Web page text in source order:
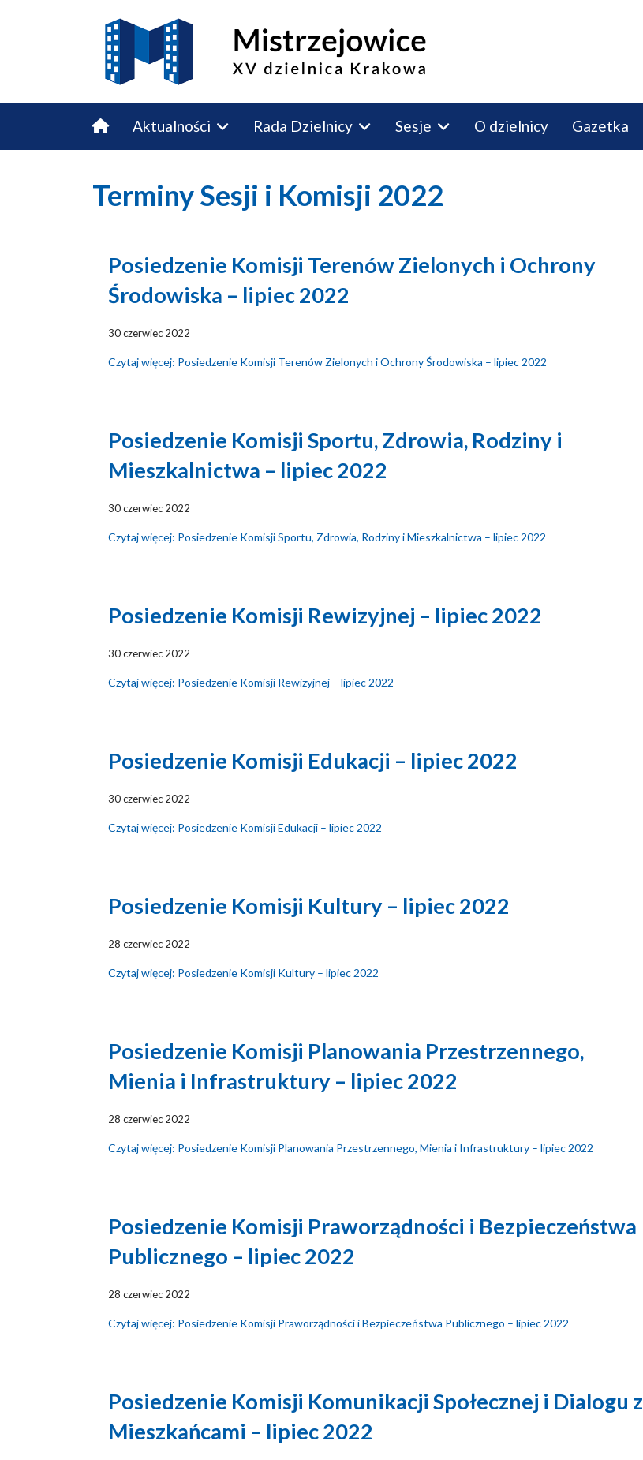
Aktualności Rada Dzielnicy Sesje O dzielnicy Gazetka
Terminy Sesji i Komisji 2022
Posiedzenie Komisji Terenów Zielonych i Ochrony
Środowiska – lipiec 2022
30 czerwiec 2022
Czytaj więcej: Posiedzenie Komisji Terenów Zielonych i Ochrony Środowiska – lipiec 2022
Posiedzenie Komisji Sportu, Zdrowia, Rodziny i
Mieszkalnictwa – lipiec 2022
30 czerwiec 2022
Czytaj więcej: Posiedzenie Komisji Sportu, Zdrowia, Rodziny i Mieszkalnictwa – lipiec 2022
Posiedzenie Komisji Rewizyjnej – lipiec 2022
30 czerwiec 2022
Czytaj więcej: Posiedzenie Komisji Rewizyjnej – lipiec 2022
Posiedzenie Komisji Edukacji – lipiec 2022
30 czerwiec 2022
Czytaj więcej: Posiedzenie Komisji Edukacji – lipiec 2022
Posiedzenie Komisji Kultury – lipiec 2022
28 czerwiec 2022
Czytaj więcej: Posiedzenie Komisji Kultury – lipiec 2022
Posiedzenie Komisji Planowania Przestrzennego,
Mienia i Infrastruktury – lipiec 2022
28 czerwiec 2022
Czytaj więcej: Posiedzenie Komisji Planowania Przestrzennego, Mienia i Infrastruktury – lipiec 2022
Posiedzenie Komisji Praworządności i Bezpieczeństwa
Publicznego – lipiec 2022
28 czerwiec 2022
Czytaj więcej: Posiedzenie Komisji Praworządności i Bezpieczeństwa Publicznego – lipiec 2022
Posiedzenie Komisji Komunikacji Społecznej i Dialogu z
Mieszkańcami – lipiec 2022